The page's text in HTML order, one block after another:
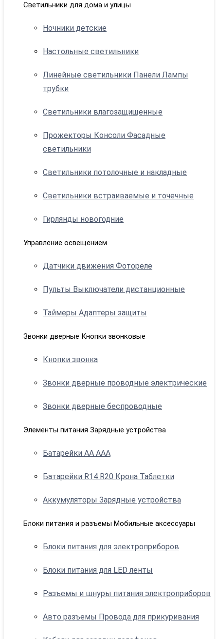
Светильники для дома и улицы
Ночники детские
Настольные светильники
Линейные светильники Панели Лампы
трубки
Светильники влагозащищенные
Прожекторы Консоли Фасадные
светильники
Светильники потолочные и накладные
Светильники встраиваемые и точечные
Гирлянды новогодние
Управление освещением
Датчики движения Фотореле
Пульты Выключатели дистанционные
Таймеры Адаптеры защиты
Звонки дверные Кнопки звонковые
Кнопки звонка
Звонки дверные проводные электрические
Звонки дверные беспроводные
Элементы питания Зарядные устройства
Батарейки АА ААА
Батарейки R14 R20 Крона Таблетки
Аккумуляторы Зарядные устройства
Блоки питания и разъемы Мобильные аксессуары
Блоки питания для электроприборов
Блоки питания для LED ленты
Разъемы и шнуры питания электроприборов
Авто разъемы Провода для прикуривания